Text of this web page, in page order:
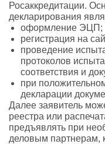
Росаккредитации.
декларирования
оформление ЭЦП;
регистрация на
проведение
протоколов
соответствия и
при
декларации
Далее заявитель
реестра или
предъявлять при
деловым партнерам,